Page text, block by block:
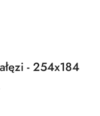
- 254x184